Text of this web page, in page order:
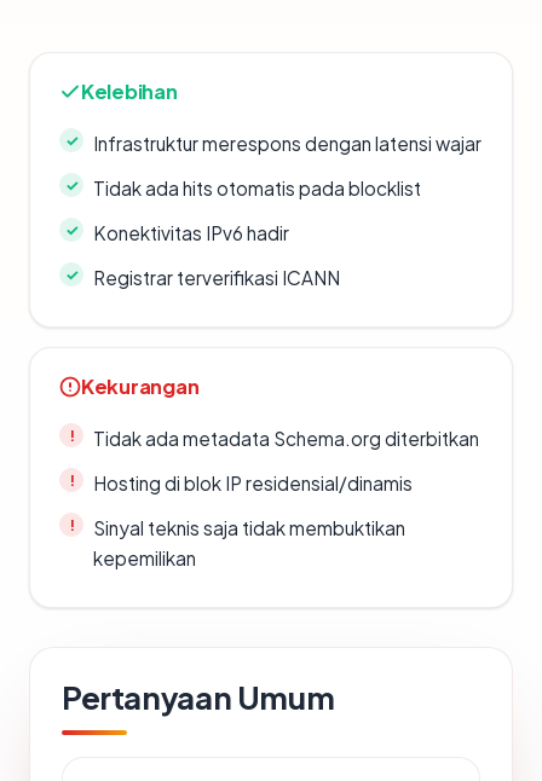
Kelebihan
Infrastruktur merespons dengan latensi wajar
Tidak ada hits otomatis pada blocklist
Konektivitas IPv6 hadir
Registrar terverifikasi ICANN
Kekurangan
Tidak ada metadata Schema.org diterbitkan
Hosting di blok IP residensial/dinamis
Sinyal teknis saja tidak membuktikan
kepemilikan
Pertanyaan Umum